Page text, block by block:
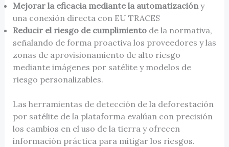
Mejorar la eficacia mediante la automatizacióny
una conexión directa con EU TRACES
Reducir el riesgo de cumplimiento de la normativa,
señalando de forma proactiva los proveedores y las
zonas de aprovisionamiento de alto riesgo
mediante imágenes por satélite y modelos de
riesgo personalizables.
Las herramientas de detección de la deforestación
por satélite de la plataforma evalúan con precisión
los cambios en el uso de la tierra y ofrecen
información práctica para mitigar los riesgos.